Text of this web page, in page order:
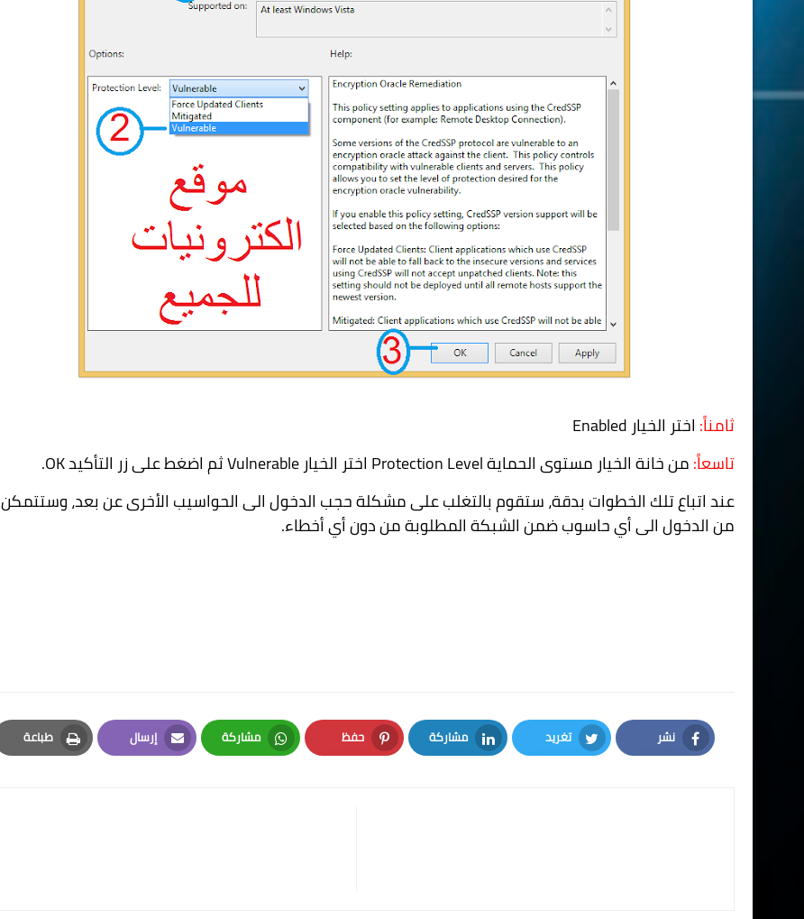
ثامناً: اختر الخيار Enabled
تاسعاً:من خانة الخيار مستوى الحمايةProtection Level اختر الخيار Vulnerableثم اضغط على زر التأكيدOK
.
عند اتباع تلك الخطوات بدقة، ستقوم بالتغلب على مشكلة حجب الدخول الى الحواسيب الأخرى عن بعد، وستتمكن
من الدخول الى أي حاسوب ضمن الشبكة المطلوبة من دون أي أخطاء.
نشر
Facebook
تغريد
Twitter
مشاركة
LinkedIn
حفظ
Pinterest
مشاركة
Whatsapp
إرسال
Email
طباعة
Print